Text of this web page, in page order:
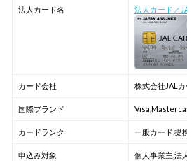
法人カード名 法人カード／
カード会社 株式会社JALカ
国際ブランド
カードランク 一般カード,提
申込み対象 個人事業主,法